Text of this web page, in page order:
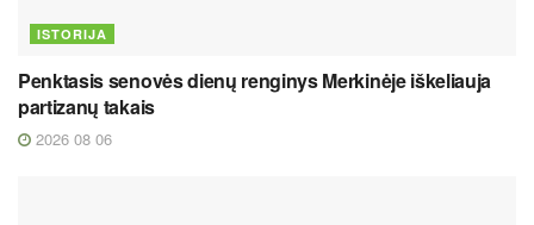
ISTORIJA
Penktasis senovės dienų renginys Merkinėje iškeliauja
partizanų takais
2026 08 06